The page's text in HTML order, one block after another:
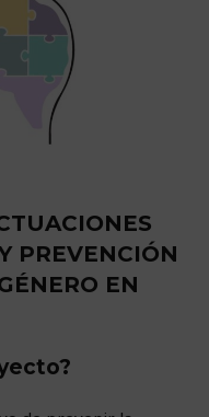
PREVENCIÓN
EN